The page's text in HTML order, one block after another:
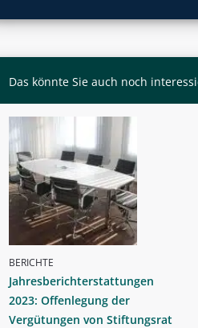
Das könnte Sie auch noch
BERICHTE
Jahresberichterstattungen
2023: Offenlegung der
Vergütungen von Stiftungsrat